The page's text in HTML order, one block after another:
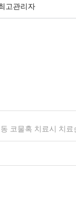
고관리자
코물혹 치료시 치료